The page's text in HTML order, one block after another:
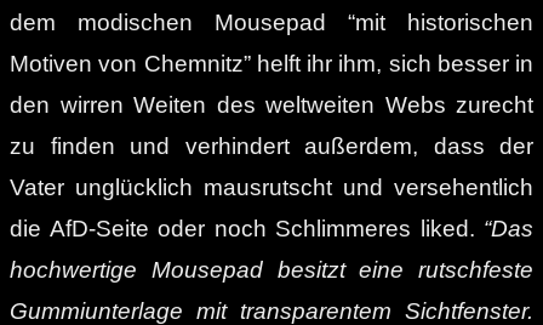
dem modischen Mousepad “mit historischen
Motiven von Chemnitz” helft ihr ihm, sich besser in
den wirren Weiten des weltweiten Webs zurecht
zu finden und verhindert außerdem, dass der
Vater unglücklich mausrutscht und versehentlich
die AfD-Seite oder noch Schlimmeres liked. “Das
hochwertige Mousepad besitzt eine rutschfeste
Gummiunterlage mit transparentem Sichtfenster.